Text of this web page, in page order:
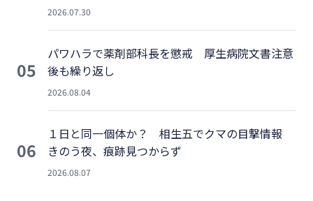
2026.07.30
05
パワハラで薬剤部科長を懲戒 厚生病院文書注意
後も繰り返し
2026.08.04
06
１日と同一個体か？ 相生五でクマの目撃情報
きのう夜、痕跡見つからず
2026.08.07